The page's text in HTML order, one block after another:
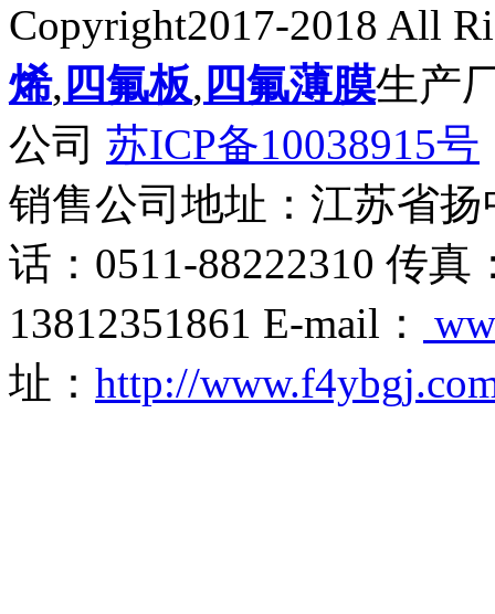
Copyright2017-2018 All
烯, 四氟板, 四氟薄膜生产
公司 苏ICP备10038915号
销售公司地址：江苏省
话：0511-88222310 传真
13812351861 E-mail：
址： http://